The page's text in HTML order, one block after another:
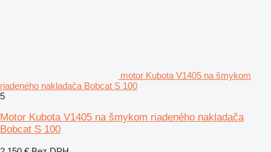
motor Kubota V1405 na šmykom
riadeného nakladača Bobcat S 100
5
Motor Kubota V1405 na šmykom riadeného nakladača
Bobcat S 100